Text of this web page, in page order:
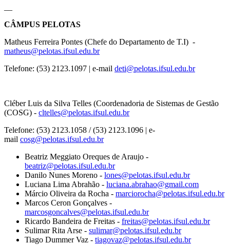
CÂMPUS PELOTAS
Matheus Ferreira Pontes (Chefe do Departamento de T.I) -
matheus@pelotas.ifsul.edu.br
Telefone: (53) 2123.1097 | e-mail deti@pelotas.ifsul.edu.br
Cléber Luis da Silva Telles (Coordenadoria de Sistemas de Gestão
(COSG) - cltelles@pelotas.ifsul.edu.br
Telefone: (53) 2123.1058 / (53) 2123.1096 | e-
mail cosg@pelotas.ifsul.edu.br
Beatriz Meggiato Oreques de Araujo -
beatriz@pelotas.ifsul.edu.br
Danilo Nunes Moreno - lones@pelotas.ifsul.edu.br
Luciana Lima Abrahão - luciana.abrahao@gmail.com
Márcio Oliveira da Rocha - marciorocha@pelotas.ifsul.edu.br
Marcos Ceron Gonçalves -
marcosgoncalves@pelotas.ifsul.edu.br
Ricardo Bandeira de Freitas - freitas@pelotas.ifsul.edu.br
Sulimar Rita Arse - sulimar@pelotas.ifsul.edu.br
Tiago Dummer Vaz - tiagovaz@pelotas.ifsul.edu.br